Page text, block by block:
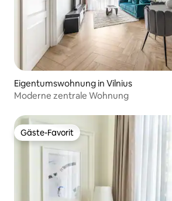
Eigentumswohnung in Vilnius
Moderne zentrale Wohnung
Gäste-Favorit
Gäste-Favorit